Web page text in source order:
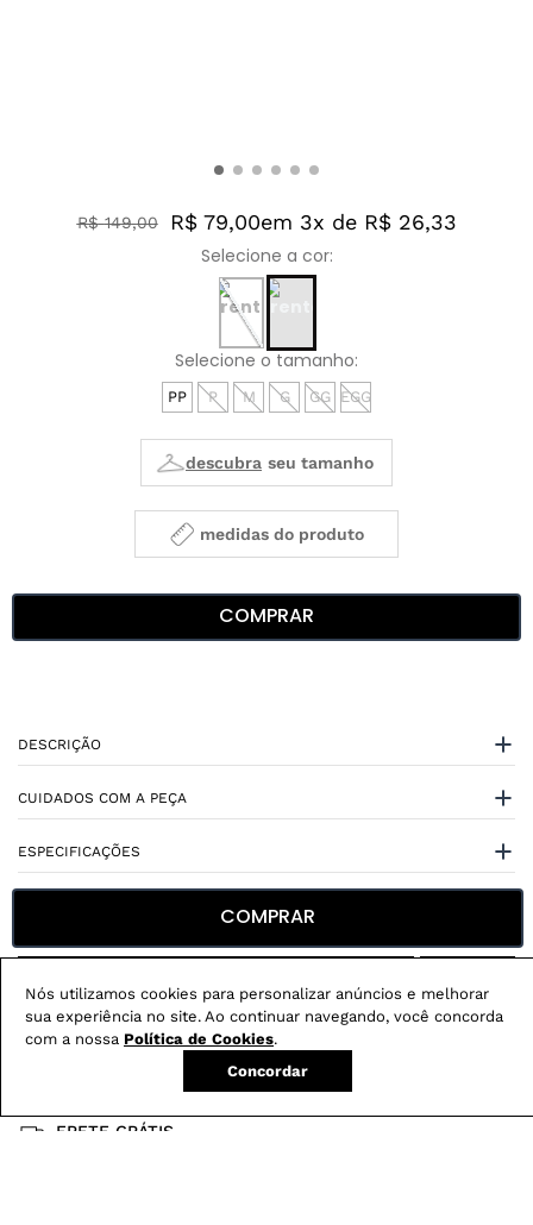
Nós utilizamos cookies para personalizar anúncios e melhorar
sua experiência no site. Ao continuar navegando, você concorda
com a nossa Política de Cookies.
Concordar
R$ 149,00 R$ 79,00em 3x de R$ 26,33
PP P M G GG EGG
medidas do produto
COMPRAR
DESCRIÇÃO
CUIDADOS COM A PEÇA
ESPECIFICAÇÕES
Não sei meu CEP
FRETE GRÁTIS
COMPRAR